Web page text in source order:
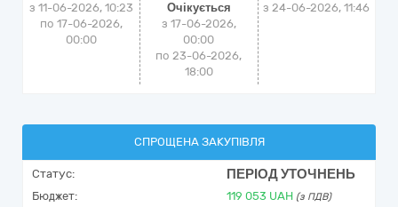
з 11-06-2026, 10:23
по 17-06-2026,
00:00
Очікується
з 17-06-2026,
00:00
по 23-06-2026,
18:00
з24-06-2026, 11:46
СПРОЩЕНА ЗАКУПІВЛЯ
Статус: ПЕРІОД УТОЧНЕНЬ
Бюджет: 119 053 UAH (з ПДВ)